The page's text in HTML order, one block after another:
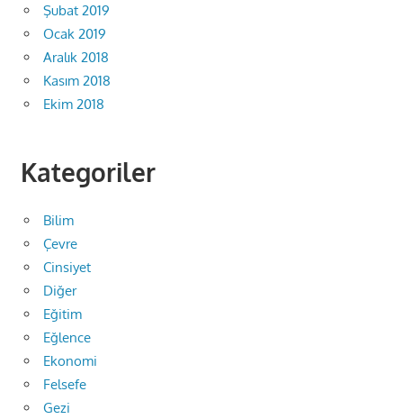
Şubat 2019
Ocak 2019
Aralık 2018
Kasım 2018
Ekim 2018
Kategoriler
Bilim
Çevre
Cinsiyet
Diğer
Eğitim
Eğlence
Ekonomi
Felsefe
Gezi